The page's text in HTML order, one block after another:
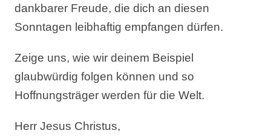
dankbarer Freude, die dich an diesen
Sonntagen leibhaftig empfangen dürfen.
Zeige uns, wie wir deinem Beispiel
glaubwürdig folgen können und so
Hoffnungsträger werden für die Welt.
Herr Jesus Christus,